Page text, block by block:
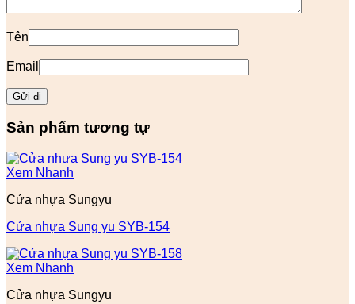
Tên
Email
Sản phẩm tương tự
Xem Nhanh
Cửa nhựa Sungyu
Cửa nhựa Sung yu SYB-154
Xem Nhanh
Cửa nhựa Sungyu